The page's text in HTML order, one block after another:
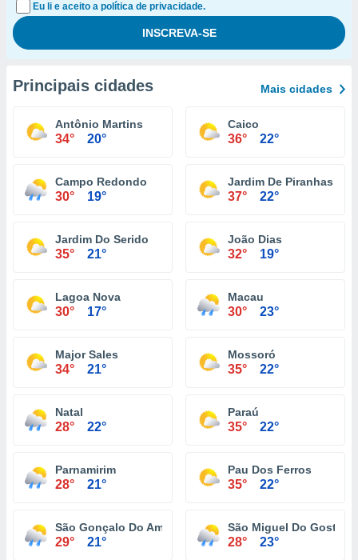
Eu li e aceito a política de privacidade.
Principais cidades Mais cidades
Antônio Martins
34° 20°
Caico
36° 22°
Campo Redondo
30° 19°
Jardim De Piranhas
37° 22°
Jardim Do Serido
35° 21°
João Dias
32° 19°
Lagoa Nova
30° 17°
Macau
30° 23°
Major Sales
34° 21°
Mossoró
35° 22°
Natal
28° 22°
Paraú
35° 22°
Parnamirim
28° 21°
Pau Dos Ferros
35° 22°
São Gonçalo Do Amarante
29° 21°
São Miguel Do Gostoso
28° 23°